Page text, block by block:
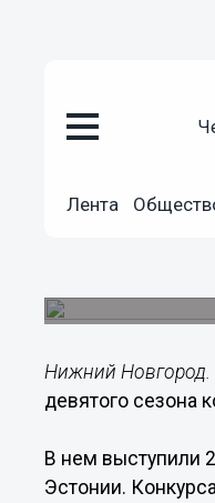
Лента
Нижний Новгород.
девятого сезона
В нем выступили
Эстонии.